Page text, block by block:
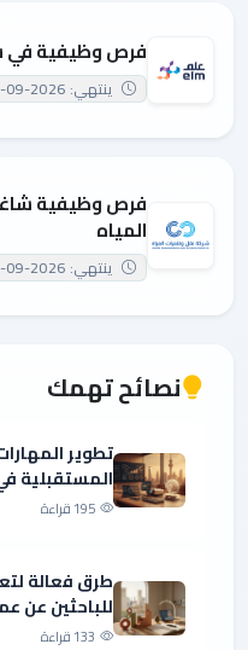
فرص وظيفية في
ينتهي: 2026-09-05
فرص وظيفية
المياه
ينتهي: 2026-09-05
نصائح تهمك
تطوير
المستقبلية
195 قراءة
طرق فعالة
للباحثين عن
133 قراءة